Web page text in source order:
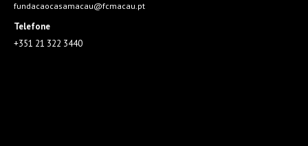
fundacaocasamacau@fcmacau.pt
Telefone
+351 21 322 3440